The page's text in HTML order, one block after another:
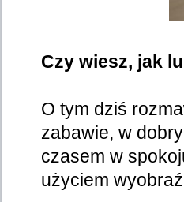
Czy wiesz, jak
O tym dziś
zabawie, w
czasem w
użyciem